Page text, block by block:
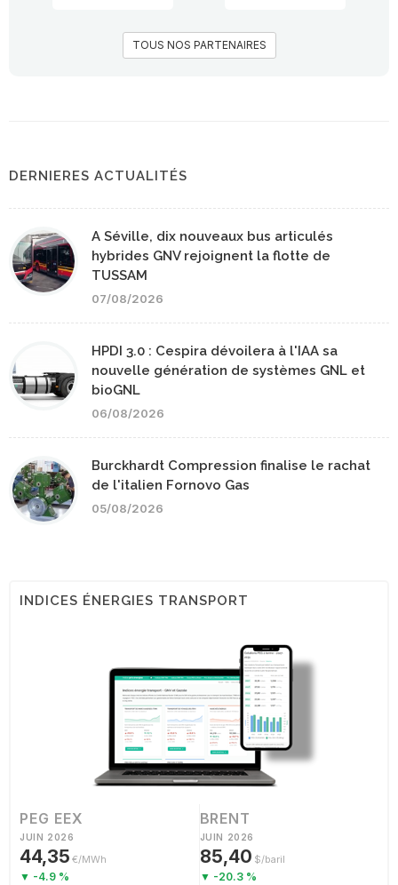
TOUS NOS PARTENAIRES
DERNIERES ACTUALITÉS
A Séville, dix nouveaux bus articulés
hybrides GNV rejoignent la flotte de
TUSSAM
07/08/2026
HPDI 3.0 : Cespira dévoilera à l'IAA sa
nouvelle génération de systèmes GNL et
bioGNL
06/08/2026
Burckhardt Compression finalise le rachat
de l'italien Fornovo Gas
05/08/2026
INDICES ÉNERGIES TRANSPORT
PEG EEX
JUIN 2026
44,35 €/MWh
▼ -4.9 %
BRENT
JUIN 2026
85,40 $/baril
▼ -20.3 %